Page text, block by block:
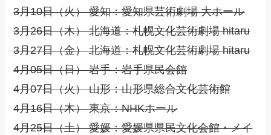
3月10日（火） 愛知：愛知県芸術劇場 大ホール
3月26日（木） 北海道：札幌文化芸術劇場 hitaru
3月27日（金） 北海道：札幌文化芸術劇場 hitaru
4月05日（日） 岩手：岩手県民会館
4月07日（火） 山形：山形県総合文化芸術館
4月16日（木） 東京：NHKホール
4月25日（土） 愛媛：愛媛県県民文化会館・メイ